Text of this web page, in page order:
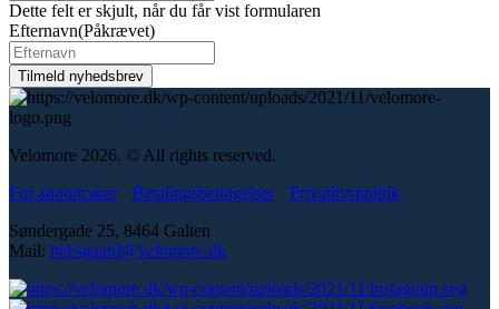
Dette felt er skjult, når du får vist formularen
Efternavn(Påkrævet)
Velomore 2026. © All rights reserved.
For annoncører
Betalingsbetingelser
Privatlivspolitik
Søndergade 25, 8464 Galten
Mail: hebsgaard@velomore.dk